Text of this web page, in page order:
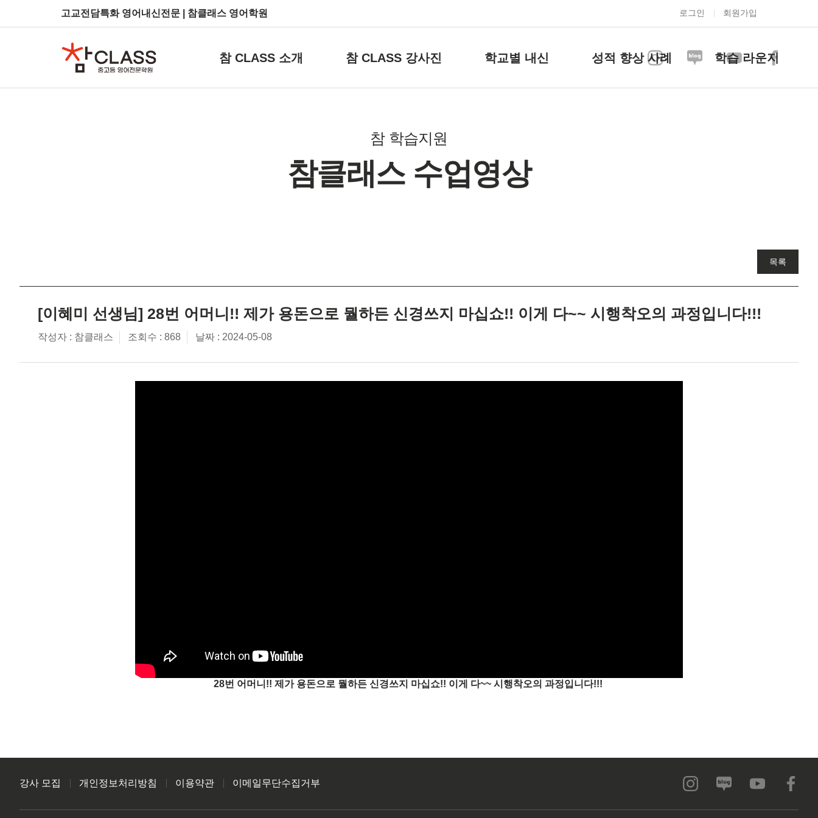
고교전담특화 영어내신전문 | 참클래스 영어학원 로그인 회원가입
참 CLASS 소개 참 CLASS 강사진 학교별 내신 성적 향상 사례 학습 라운지
참 학습지원
참클래스 수업영상
목록
[이혜미 선생님] 28번 어머니!! 제가 용돈으로 뭘하든 신경쓰지 마십쇼!! 이게 다~~ 시행착오의 과정입니다!!!
작성자 : 참클래스 조회수 : 868 날짜 : 2024-05-08
28번 어머니!! 제가 용돈으로 뭘하든 신경쓰지 마십쇼!! 이게 다~~ 시행착오의 과정입니다!!!
강사 모집 개인정보처리방침 이용약관 이메일무단수집거부